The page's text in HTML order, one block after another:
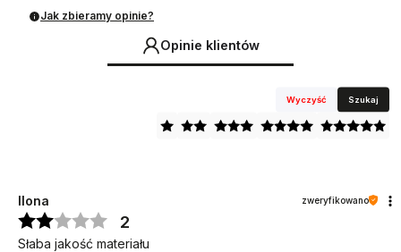
Jak zbieramy opinie?
Opinie klientów
Wyczyść Szukaj
Ilona zweryfikowano
2
Słaba jakość materiału